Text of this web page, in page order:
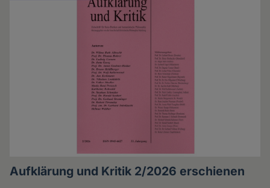
Aufklärung und Kritik 2/2026 erschienen